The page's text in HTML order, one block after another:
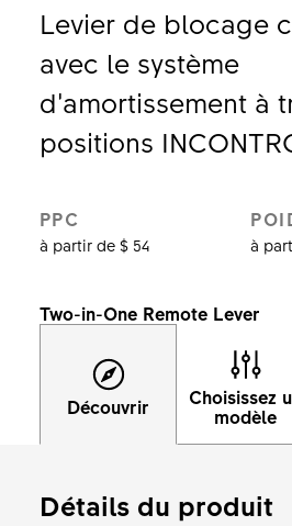
Levier de blocage
avec le système
d’amortissement à
positions
PPC
à partir de $ 54 à
Two-in-One Remote Lever
Découvrir
Choisissez
modèle
Détails du produit